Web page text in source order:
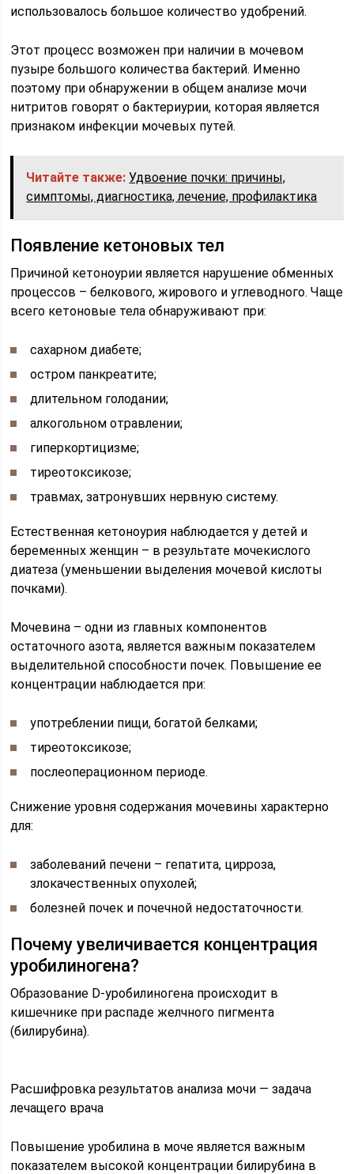
использовалось большое количество удобрений.
Этот процесс возможен при наличии в мочевом
пузыре большого количества бактерий. Именно
поэтому при обнаружении в общем анализе мочи
нитритов говорят о бактериурии, которая является
признаком инфекции мочевых путей.
Читайте также: Удвоение почки: причины,
симптомы, диагностика, лечение, профилактика
Появление кетоновых тел
Причиной кетоноурии является нарушение обменных
процессов – белкового, жирового и углеводного. Чаще
всего кетоновые тела обнаруживают при:
сахарном диабете;
остром панкреатите;
длительном голодании;
алкогольном отравлении;
гиперкортицизме;
тиреотоксикозе;
травмах, затронувших нервную систему.
Естественная кетоноурия наблюдается у детей и
беременных женщин – в результате мочекислого
диатеза (уменьшении выделения мочевой кислоты
почками).
Мочевина – одни из главных компонентов
остаточного азота, является важным показателем
выделительной способности почек. Повышение ее
концентрации наблюдается при:
употреблении пищи, богатой белками;
тиреотоксикозе;
послеоперационном периоде.
Снижение уровня содержания мочевины характерно
для:
заболеваний печени – гепатита, цирроза,
злокачественных опухолей;
болезней почек и почечной недостаточности.
Почему увеличивается концентрация
уробилиногена?
Образование D-уробилиногена происходит в
кишечнике при распаде желчного пигмента
(билирубина).
Расшифровка результатов анализа мочи — задача
лечащего врача
Повышение уробилина в моче является важным
показателем высокой концентрации билирубина в